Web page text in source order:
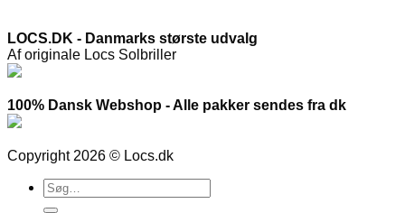
LOCS.DK - Danmarks største udvalg
Af originale Locs Solbriller
100% Dansk Webshop - Alle pakker sendes fra dk
Copyright 2026 © Locs.dk
Søg
efter: